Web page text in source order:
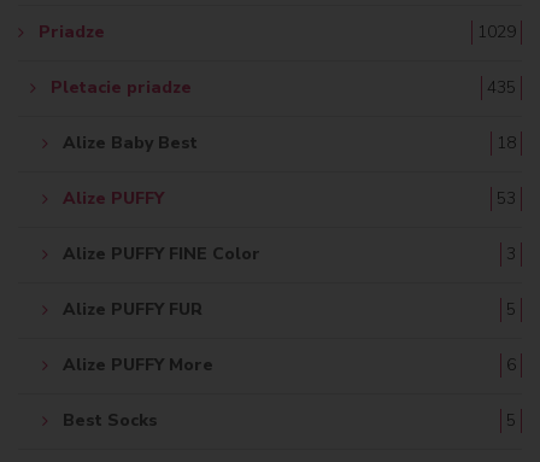
Priadze 1029
Pletacie priadze 435
Alize Baby Best 18
Alize PUFFY 53
Alize PUFFY FINE Color 3
Alize PUFFY FUR 5
Alize PUFFY More 6
Best Socks 5